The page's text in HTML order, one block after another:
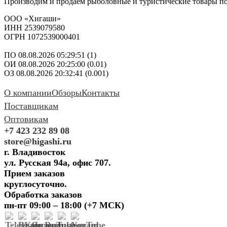
ООО «Хигаши»
ИНН 2539079580
ОГРН 1072539000401
ПО 08.08.2026 05:29:51 (1)
ОИ 08.08.2026 20:25:00 (0.01)
ОЗ 08.08.2026 20:32:41 (0.001)
О компанииОбзорыКонтакты
Поставщикам
Оптовикам
+7 423 232 89 08
store@higashi.ru
г. Владивосток
ул. Русская 94а, офис 707.
Прием заказов
круглосуточно.
Обработка заказов
пн-пт 09:00 – 18:00 (+7 МСК)